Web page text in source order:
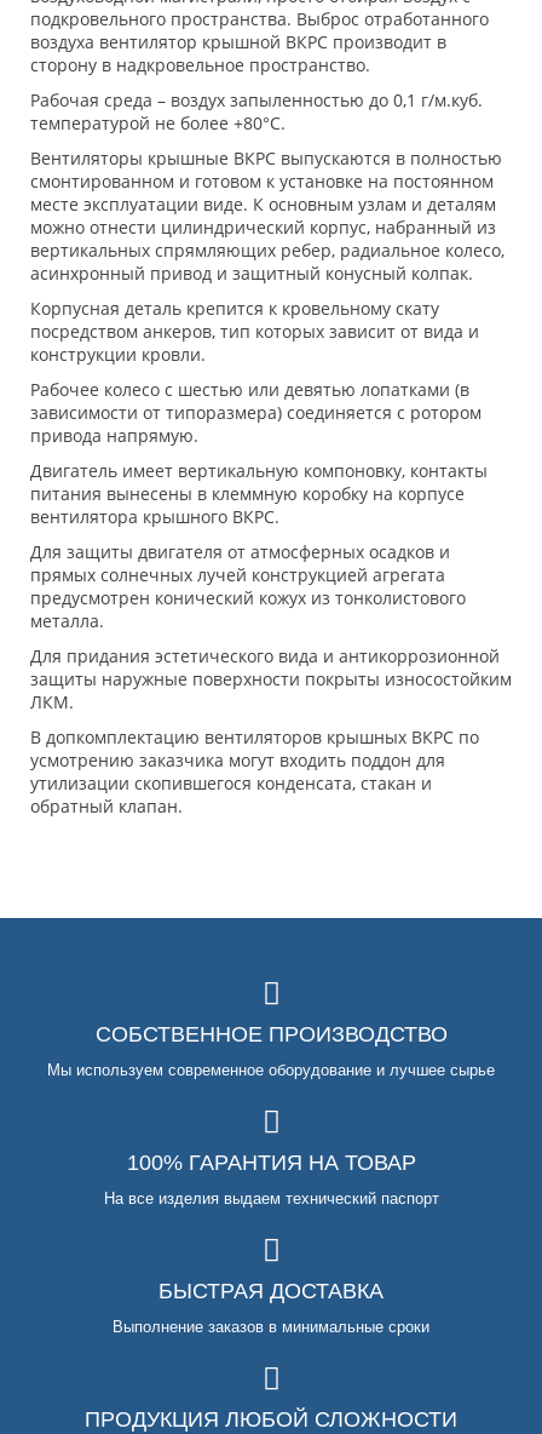
подкровельного пространства. Выброс отработанного
воздуха вентилятор крышной ВКРС производит в
сторону в надкровельное пространство.
Рабочая среда – воздух запыленностью до 0,1 г/м.куб.
температурой не более +80°С.
Вентиляторы крышные ВКРС выпускаются в полностью
смонтированном и готовом к установке на постоянном
месте эксплуатации виде. К основным узлам и деталям
можно отнести цилиндрический корпус, набранный из
вертикальных спрямляющих ребер, радиальное колесо,
асинхронный привод и защитный конусный колпак.
Корпусная деталь крепится к кровельному скату
посредством анкеров, тип которых зависит от вида и
конструкции кровли.
Рабочее колесо с шестью или девятью лопатками (в
зависимости от типоразмера) соединяется с ротором
привода напрямую.
Двигатель имеет вертикальную компоновку, контакты
питания вынесены в клеммную коробку на корпусе
вентилятора крышного ВКРС.
Для защиты двигателя от атмосферных осадков и
прямых солнечных лучей конструкцией агрегата
предусмотрен конический кожух из тонколистового
металла.
Для придания эстетического вида и антикоррозионной
защиты наружные поверхности покрыты износостойким
ЛКМ.
В допкомплектацию вентиляторов крышных ВКРС по
усмотрению заказчика могут входить поддон для
утилизации скопившегося конденсата, стакан и
обратный клапан.
СОБСТВЕННОЕ ПРОИЗВОДСТВО
Мы используем современное оборудование и лучшее сырье
100% ГАРАНТИЯ НА ТОВАР
На все изделия выдаем технический паспорт
БЫСТРАЯ ДОСТАВКА
Выполнение заказов в минимальные сроки
ПРОДУКЦИЯ ЛЮБОЙ СЛОЖНОСТИ